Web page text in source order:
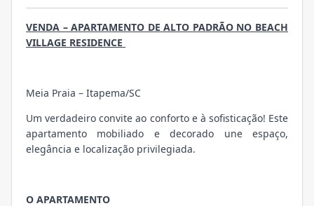
VENDA – APARTAMENTO DE ALTO PADRÃO NO BEACH
VILLAGE RESIDENCE
Meia Praia – Itapema/SC
Um verdadeiro convite ao conforto e à sofisticação! Este
apartamento mobiliado e decorado une espaço,
elegância e localização privilegiada.
O APARTAMENTO